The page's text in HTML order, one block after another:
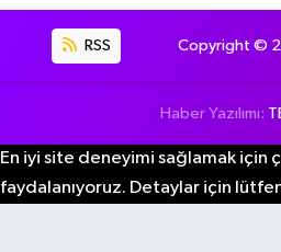
RSS Copyright ©
Haber Yazılımı:
En iyi site deneyimi sağlamak için
faydalanıyoruz. Detaylar için lütfen